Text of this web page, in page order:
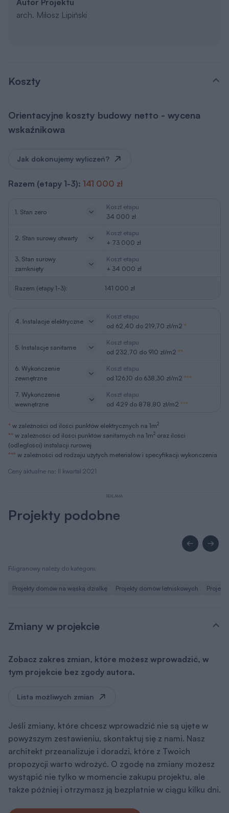
Autor Projektu
arch. Miłosz Lipiński
Koszty
Orientacyjne koszty budowy netto - wycena
wskaźnikowa
Ceny aktualne na: II kwartał 2021
Jak dokonujemy wyliczeń?
Razem (etapy 1-3): 141 000 zł
1. Stan zero
Koszt etapu
34 000 zł
2. Stan surowy otwarty
Koszt etapu
+ 73 000 zł
3. Stan surowy
zamknięty
Koszt etapu
+ 34 000 zł
Razem (etapy 1-3): 141 000 zł
4. Instalacje elektryczne
Koszt etapu
od 62,40 do 219,70 zł/m2 *
5. Instalacje sanitarne
Koszt etapu
od 232,70 do 910 zł/m2 **
6. Wykończenie
zewnętrzne
Koszt etapu
od 126,10 do 638,30 zł/m2 ***
7. Wykończenie
wewnętrzne
Koszt etapu
od 429 do 878,80 zł/m2 ***
* w zależności od ilości punktów elektrycznych na 1m2
** w zależności od ilości punktów sanitarnych na 1m2 oraz ilości
(odległości) instalacji rurowej
*** w zależności od rodzaju użytych meteriałów i specyfikacji wykończenia
REKLAMA
Projekty podobne
Filigranowy należy do kategorii:
Projekty domów na wąską działkę Projekty domów letniskowych
Zmiany w projekcie
Zobacz zakres zmian, które możesz wprowadzić, w
tym projekcie bez zgody autora.
Lista możliwych zmian
Jeśli zmiany, które chcesz wprowadzić nie są ujęte w
powyższym zestawieniu, skontaktuj się z nami. Nasz
architekt przeanalizuje i doradzi, które z Twoich
propozycji warto wdrożyć. O zgodę na zmiany możesz
wystąpić nie tylko w momencie zakupu projektu, ale
także później i otrzymasz ją bezpłatnie w ciągu kilku dni.